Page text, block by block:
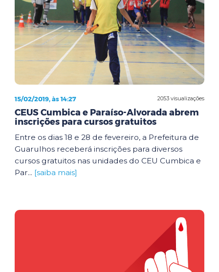
2053 visualizações
15/02/2019, às 14:27
CEUS Cumbica e Paraíso-Alvorada abrem
inscrições para cursos gratuitos
Entre os dias 18 e 28 de fevereiro, a Prefeitura de
Guarulhos receberá inscrições para diversos
cursos gratuitos nas unidades do CEU Cumbica e
Par... [saiba mais]